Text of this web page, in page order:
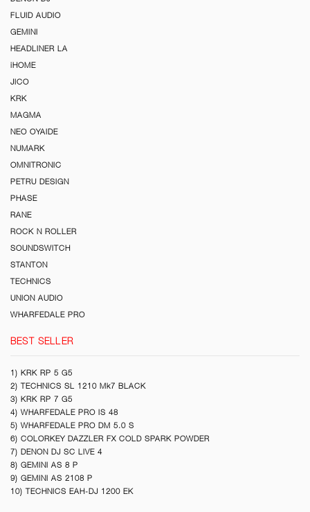
FLUID AUDIO
GEMINI
HEADLINER LA
iHOME
JICO
KRK
MAGMA
NEO OYAIDE
NUMARK
OMNITRONIC
PETRU DESIGN
PHASE
RANE
ROCK N ROLLER
SOUNDSWITCH
STANTON
TECHNICS
UNION AUDIO
WHARFEDALE PRO
BEST SELLER
1) KRK RP 5 G5
2) TECHNICS SL 1210 Mk7 BLACK
3) KRK RP 7 G5
4) WHARFEDALE PRO IS 48
5) WHARFEDALE PRO DM 5.0 S
6) COLORKEY DAZZLER FX COLD SPARK POWDER
7) DENON DJ SC LIVE 4
8) GEMINI AS 8 P
9) GEMINI AS 2108 P
10) TECHNICS EAH-DJ 1200 EK